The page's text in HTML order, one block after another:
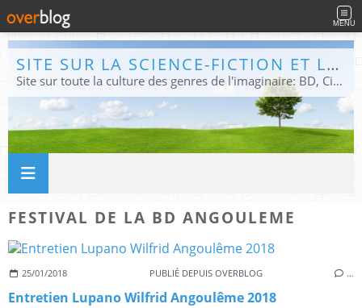
MENU
SITE SUR LA SCIENCE-FICTION ET LE FANTASTIQUE
Site sur toute la culture des genres de l'imaginaire: BD, Cinéma, Livre, Jeux, Théâtre. Présent dans les principaux festivals de film fantastique e de science-fiction, salons et conventions.
FESTIVAL DE LA BD ANGOULEME
25/01/2018 PUBLIÉ DEPUIS OVERBLOG …
Entretien Lupano Wilfrid Angoulême 2018